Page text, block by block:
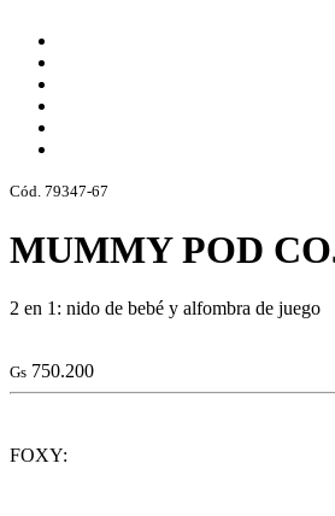
Cód. 79347-67
MUMMY POD
2 en 1: nido de bebé y alfombra de juego
Gs 750.200
FOXY: